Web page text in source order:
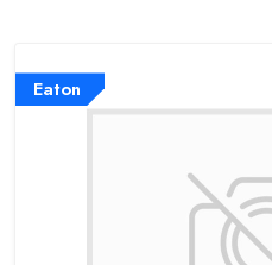
Eaton